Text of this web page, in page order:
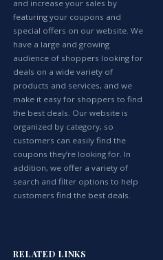
and increase your sales by
featuring your coupons and
special offers on our website. We
have a large and growing
audience of shoppers looking for
deals on a wide variety of
products and services, and we
make it easy for shoppers to find
the best deals. Our website is
organized by category, so
customers can easily find the
coupons they’re looking for. In
addition, we offer a variety of
search and filter options to help
customers find the best deals.
RELATED LINKS